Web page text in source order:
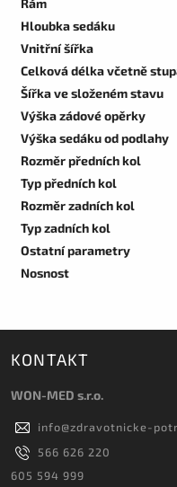
Rám
Hloubka sedáku
Vnitřní šířka
Celková délka včetně
Šířka ve složeném stavu
Výška zádové opěrky
Výška sedáku od podlahy
Rozměr předních kol
Typ předních kol
Rozměr zadních kol
Typ zadních kol
Ostatní parametry
Nosnost
KONTAKT
WON-MED s.r.o.
info@zdravotnicke-
566 626 220
605 594 999